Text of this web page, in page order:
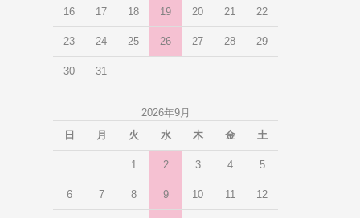
16 17 18 19 20 21 22
23 24 25 26 27 28 29
30 31
2026年9月
日
月 火 水 木 金 土
1 2 3 4 5
6 7 8 9 10 11 12